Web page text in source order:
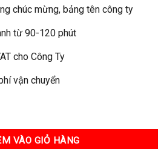
chúc mừng, bảng tên công ty
từ 90-120 phút
cho Công Ty
vận chuyển
VÀO GIỎ HÀNG